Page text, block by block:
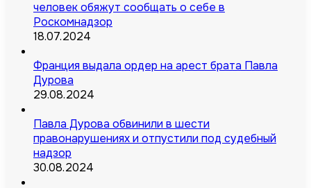
человек обяжут сообщать о себе в
Роскомнадзор
18.07.2024
Франция выдала ордер на арест брата Павла
Дурова
29.08.2024
Павла Дурова обвинили в шести
правонарушениях и отпустили под судебный
надзор
30.08.2024